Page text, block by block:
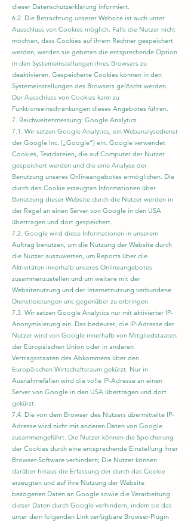
dieser Datenschutzerklärung informiert.
6.2. Die Betrachtung unserer Website ist auch unter
Ausschluss von Cookies möglich. Falls die Nutzer nicht
möchten, dass Cookies auf ihrem Rechner gespeichert
werden, werden sie gebeten die entsprechende Option
in den Systemeinstellungen ihres Browsers zu
deaktivieren. Gespeicherte Cookies können in den
Systemeinstellungen des Browsers gelöscht werden.
Der Ausschluss von Cookies kann zu
Funktionseinschränkungen dieses Angebotes führen.
7. Reichweitenmessung: Google Analytics
7.1. Wir setzen Google Analytics, ein Webanalysedienst
der Google Inc. („Google“) ein. Google verwendet
Cookies, Textdateien, die auf Computer der Nutzer
gespeichert werden und die eine Analyse der
Benutzung unseres Onlineangebotes ermöglichen. Die
durch den Cookie erzeugten Informationen über
Benutzung dieser Website durch die Nutzer werden in
der Regel an einen Server von Google in den USA
übertragen und dort gespeichert.
7.2. Google wird diese Informationen in unserem
Auftrag benutzen, um die Nutzung der Website durch
die Nutzer auszuwerten, um Reports über die
Aktivitäten innerhalb unseres Onlineangebotes
zusammenzustellen und um weitere mit der
Websitenutzung und der Internetnutzung verbundene
Dienstleistungen uns gegenüber zu erbringen.
7.3. Wir setzen Google Analytics nur mit aktivierter IP-
Anonymisierung ein. Das bedeutet, die IP-Adresse der
Nutzer wird von Google innerhalb von Mitgliedstaaten
der Europäischen Union oder in anderen
Vertragsstaaten des Abkommens über den
Europäischen Wirtschaftsraum gekürzt. Nur in
Ausnahmefällen wird die volle IP-Adresse an einen
Server von Google in den USA übertragen und dort
gekürzt.
7.4. Die von dem Browser des Nutzers übermittelte IP-
Adresse wird nicht mit anderen Daten von Google
zusammengeführt. Die Nutzer können die Speicherung
der Cookies durch eine entsprechende Einstellung ihrer
Browser-Software verhindern; Die Nutzer können
darüber hinaus die Erfassung der durch das Cookie
erzeugten und auf ihre Nutzung der Website
bezogenen Daten an Google sowie die Verarbeitung
dieser Daten durch Google verhindern, indem sie das
unter dem folgenden Link verfügbare Browser-Plugin